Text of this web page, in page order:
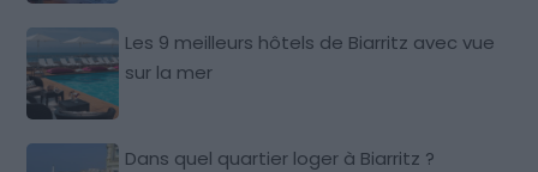
Les 9 meilleurs hôtels de Biarritz avec vue
sur la mer
Dans quel quartier loger à Biarritz ?